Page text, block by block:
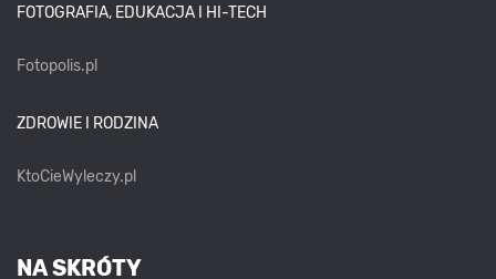
FOTOGRAFIA, EDUKACJA I HI-TECH
Fotopolis.pl
ZDROWIE I RODZINA
KtoCieWyleczy.pl
NA SKRÓTY